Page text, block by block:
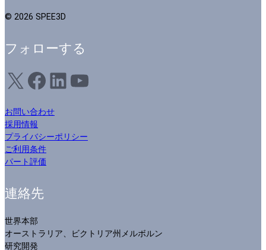
© 2026 SPEE3D
フォローする
X フェイスブックLinkedIn ユーチューブ
お問い合わせ
採用情報
プライバシーポリシー
ご利用条件
パート評価
連絡先
世界本部
オーストラリア、ビクトリア州メルボルン
研究開発